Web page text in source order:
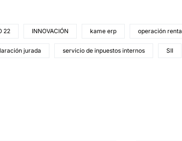
22 INNOVACIÓN kame erp operación renta
jurada servicio de inpuestos internos SII